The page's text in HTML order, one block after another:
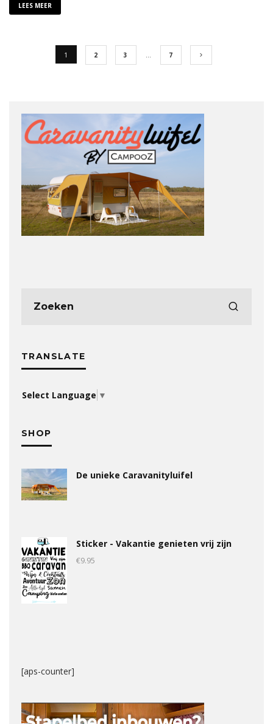
LEES MEER
1 2 3 … 7
TRANSLATE
Select Language ▼
SHOP
De unieke Caravanityluifel
Sticker - Vakantie genieten vrij zijn
€9.95
[aps-counter]